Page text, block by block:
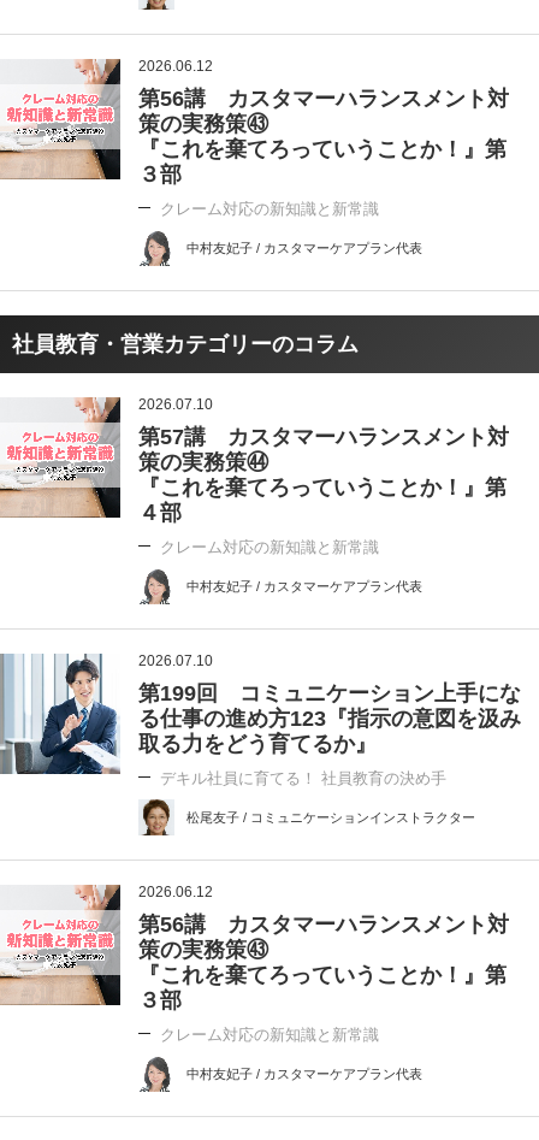
2026.06.12
第56講 カスタマーハランスメント対
策の実務策㊸
『これを棄てろっていうことか！』第
３部
クレーム対応の新知識と新常識
中村友妃子 / カスタマーケアプラン代表
社員教育・営業カテゴリーのコラム
2026.07.10
第57講 カスタマーハランスメント対
策の実務策㊹
『これを棄てろっていうことか！』第
４部
クレーム対応の新知識と新常識
中村友妃子 / カスタマーケアプラン代表
2026.07.10
第199回 コミュニケーション上手にな
る仕事の進め方123『指示の意図を汲み
取る力をどう育てるか』
デキル社員に育てる！ 社員教育の決め手
松尾友子 / コミュニケーションインストラクター
2026.06.12
第56講 カスタマーハランスメント対
策の実務策㊸
『これを棄てろっていうことか！』第
３部
クレーム対応の新知識と新常識
中村友妃子 / カスタマーケアプラン代表